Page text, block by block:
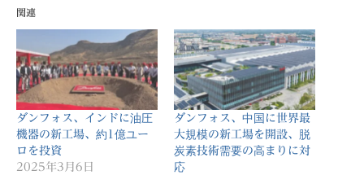
関連
ダンフォス、インドに油圧
機器の新工場、約1億ユー
ロを投資
2025年3月6日
ダンフォス、中国に世界最
大規模の新工場を開設、脱
炭素技術需要の高まりに対
応